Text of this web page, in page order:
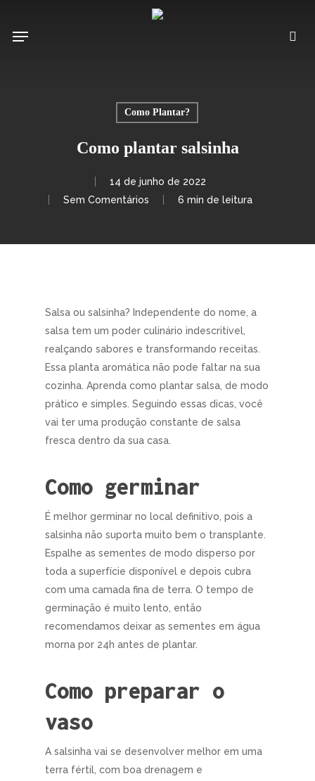
Menu
Como Plantar?
Como plantar salsinha
14 de junho de 2022
Sem Comentários
6 min de leitura
Salsa ou salsinha? Independente do nome, a
salsa tem um poder culinário indescritível,
realçando sabores e transformando receitas.
Essa planta aromática não pode faltar na sua
cozinha. Aprenda como plantar salsa, de modo
prático e simples. Seguindo essas dicas, você
vai ter uma produção constante de salsa
fresca dentro da sua casa.
Como germinar
É melhor germinar no local definitivo, pois a
salsinha não suporta muito bem o transplante.
Espalhe as sementes de modo disperso por
toda a superfície disponível e depois cubra
com uma camada fina de terra. O tempo de
germinação é muito lento, então
recomendamos deixar as sementes em água
morna por 24h antes de plantar.
Como preparar o
vaso
A salsinha vai se desenvolver melhor em uma
terra fértil, com boa drenagem e